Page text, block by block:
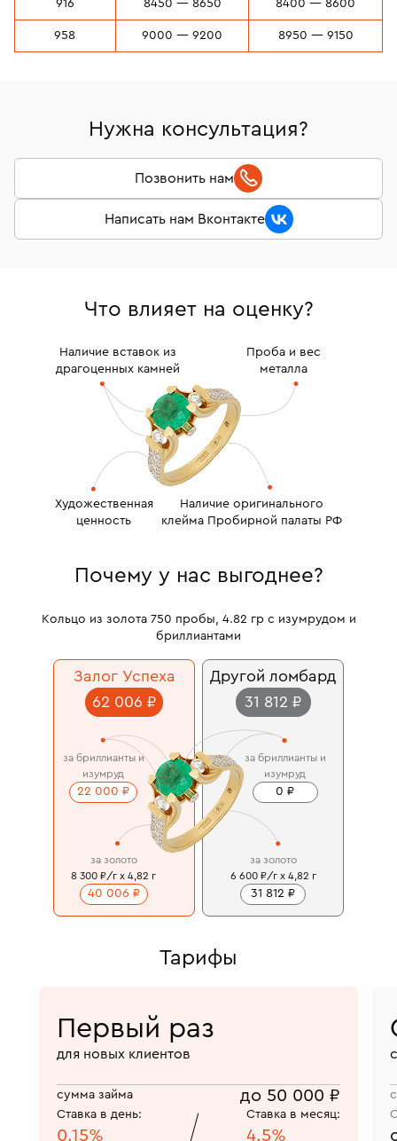
916 8450 — 8650 8400 — 8600
958 9000 — 9200 8950 — 9150
Нужна консультация?
Позвонить нам
Написать нам Вконтакте
Что влияет на оценку?
Наличие вставок из
драгоценных камней
Проба и вес
металла
Художественная
ценность
Наличие оригинального
клейма Пробирной палаты РФ
Почему у нас выгоднее?
Кольцо из золота 750 пробы, 4.82 гр с изумрудом и
бриллиантами
Залог Успеха
62 006 ₽
Другой ломбард
31 812 ₽
за бриллианты и
изумруд
22 000 ₽
за бриллианты и
изумруд
0 ₽
за золото
8 300 ₽/г x 4,82 г
40 006 ₽
за золото
6 600 ₽/г x 4,82 г
31 812 ₽
Тарифы
Первый раз
для новых клиентов
сумма займа до 50 000 ₽
Ставка в день:
0.15%
Ставка в месяц:
4.5%